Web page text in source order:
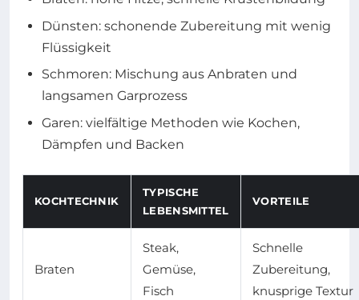
Dünsten: schonende Zubereitung mit wenig
Flüssigkeit
Schmoren: Mischung aus Anbraten und
langsamen Garprozess
Garen: vielfältige Methoden wie Kochen,
Dämpfen und Backen
KOCHTECHNIK
TYPISCHE
LEBENSMITTEL
VORTEILE
Braten
Steak,
Gemüse,
Fisch
Schnelle
Zubereitung,
knusprige Textur